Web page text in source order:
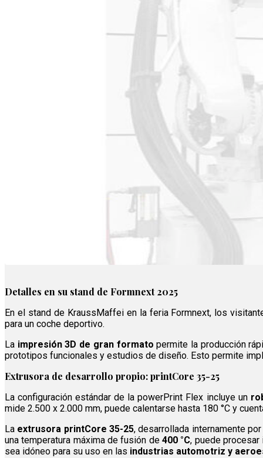
Detalles en su stand de Formnext 2025
En el stand de KraussMaffei en la feria Formnext, los
para un coche deportivo.
La impresión 3D de gran formatopermite la producción
prototipos funcionales y estudios de diseño. Esto permite
Extrusora de desarrollo propio: printCore 35-25
La configuración estándar de la powerPrint Flex incluye un
mide 2.500 x 2.000 mm, puede calentarse hasta 180 °C y
La extrusora printCore 35-25, desarrollada internamente
una temperatura máxima de fusión de 400 °C, puede
sea idóneo para su uso en las industrias automotriz y